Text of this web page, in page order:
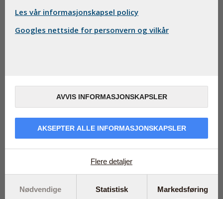
En av de tingene som kan bli vanskeligere med alderen, er
flere ganger i løpet av natten og har problemer med å
La oss starte med forklaringen først.
Les vår informasjonskapsel policy
Googles nettside for personvern og vilkår
AVVIS INFORMASJONSKAPSLER
AKSEPTER ALLE INFORMASJONSKAPSLER
Flere detaljer
Nødvendige Statistisk Markedsføring